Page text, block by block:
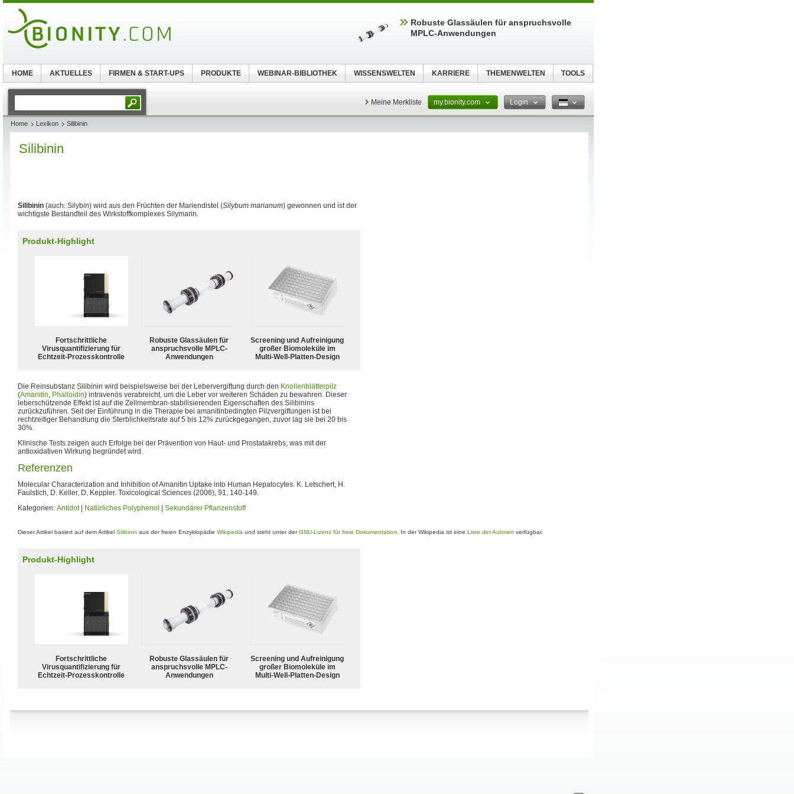
Meine Merkliste my.bionity.com Login
Home Lexikon Silibinin
Silibinin
Silibinin (auch: Silybin) wird aus den Früchten der Mariendistel (Silybum marianum) gewonnen und ist der
wichtigste Bestandteil des Wirkstoffkomplexes Silymarin.
Produkt-Highlight
Fortschrittliche
Virusquantifizierung für
Echtzeit-Prozesskontrolle
Robuste Glassäulen für
anspruchsvolle MPLC-
Anwendungen
Screening und Aufreinigung
großer Biomoleküle im
Multi-Well-Platten-Design
Die Reinsubstanz Silibinin wird beispielsweise bei der Lebervergiftung durch den Knollenblätterpilz
(Amanitin, Phalloidin) intravenös verabreicht, um die Leber vor weiteren Schäden zu bewahren. Dieser
leberschützende Effekt ist auf die Zellmembran-stabilisierenden Eigenschaften des Silibinins
zurückzuführen. Seit der Einführung in die Therapie bei amanitinbedingten Pilzvergiftungen ist bei
rechtzeitiger Behandlung die Sterblichkeitsrate auf 5 bis 12% zurückgegangen, zuvor lag sie bei 20 bis
30%.
Klinische Tests zeigen auch Erfolge bei der Prävention von Haut- und Prostatakrebs, was mit der
antioxidativen Wirkung begründet wird.
Referenzen
Molecular Characterization and Inhibition of Amanitin Uptake into Human Hepatocytes. K. Letschert, H.
Faulstich, D. Keller, D. Keppler. Toxicological Sciences (2006), 91, 140-149.
Kategorien: Antidot| Natürliches Polyphenol Sekundärer Pflanzenstoff
Dieser Artikel basiert auf dem Artikel Silibinin aus der freien Enzyklopädie Wikipedia und steht unter derGNU-Lizenz für freie Dokumentation . In der Wikipedia ist eine Liste der Autoren verfügbar.
Produkt-Highlight
Fortschrittliche
Virusquantifizierung für
Echtzeit-Prozesskontrolle
Robuste Glassäulen für
anspruchsvolle MPLC-
Anwendungen
Screening und Aufreinigung
großer Biomoleküle im
Multi-Well-Platten-Design
Robuste Glassäulen für anspruchsvolle
MPLC-Anwendungen
HOME AKTUELLES FIRMEN & START-UPS PRODUKTE WEBINAR-BIBLIOTHEK WISSENSWELTEN KARRIERE THEMENWELTEN TOOLS